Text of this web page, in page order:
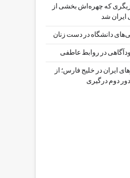
که چهره‌اش بخشی از
شد
دانشگاه در دست زنان
در روابط عاطفی
ایران در خلیج فارس؛ از
دور دوم درگیری